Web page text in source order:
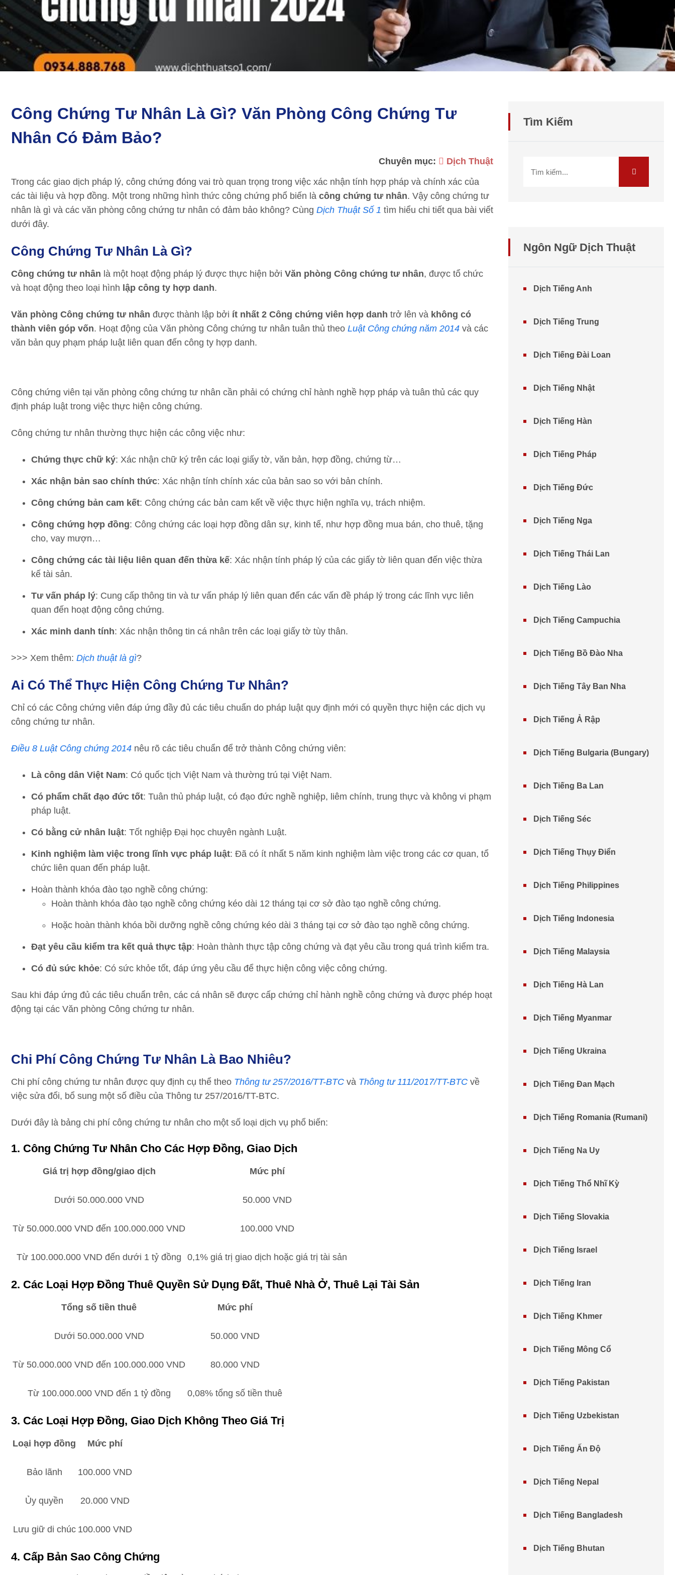
Công Chứng Tư Nhân Là Gì? Văn Phòng Công Chứng Tư
Nhân Có Đảm Bảo?
Chuyên mục: Dịch Thuật
Trong các giao dịch pháp lý, công chứng đóng vai trò quan trọng trong việc xác nhận tính hợp pháp và chính xác của
các tài liệu và hợp đồng. Một trong những hình thức công chứng phổ biến là công chứng tư nhân. Vậy công chứng tư
nhân là gì và các văn phòng công chứng tư nhân có đảm bảo không? Cùng Dịch Thuật Số 1 tìm hiểu chi tiết qua bài viết
dưới đây.
Công Chứng Tư Nhân Là Gì?
Công chứng tư nhân là một hoạt động pháp lý được thực hiện bởi Văn phòng Công chứng tư nhân, được tổ chức
và hoạt động theo loại hình lập công ty hợp danh.
Văn phòng Công chứng tư nhân được thành lập bởi ít nhất 2 Công chứng viên hợp danh trở lên và không có
thành viên góp vốn. Hoạt động của Văn phòng Công chứng tư nhân tuân thủ theo Luật Công chứng năm 2014 và các
văn bản quy phạm pháp luật liên quan đến công ty hợp danh.
Công chứng viên tại văn phòng công chứng tư nhân cần phải có chứng chỉ hành nghề hợp pháp và tuân thủ các quy
định pháp luật trong việc thực hiện công chứng.
Công chứng tư nhân thường thực hiện các công việc như:
Chứng thực chữ ký: Xác nhận chữ ký trên các loại giấy tờ, văn bản, hợp đồng, chứng từ…
Xác nhận bản sao chính thức: Xác nhận tính chính xác của bản sao so với bản chính.
Công chứng bản cam kết: Công chứng các bản cam kết về việc thực hiện nghĩa vụ, trách nhiệm.
Công chứng hợp đồng: Công chứng các loại hợp đồng dân sự, kinh tế, như hợp đồng mua bán, cho thuê, tặng
cho, vay mượn…
Công chứng các tài liệu liên quan đến thừa kế: Xác nhận tính pháp lý của các giấy tờ liên quan đến việc thừa
kế tài sản.
Tư vấn pháp lý: Cung cấp thông tin và tư vấn pháp lý liên quan đến các vấn đề pháp lý trong các lĩnh vực liên
quan đến hoạt động công chứng.
Xác minh danh tính: Xác nhận thông tin cá nhân trên các loại giấy tờ tùy thân.
>>> Xem thêm: Dịch thuật là gì?
Ai Có Thể Thực Hiện Công Chứng Tư Nhân?
Chỉ có các Công chứng viên đáp ứng đầy đủ các tiêu chuẩn do pháp luật quy định mới có quyền thực hiện các dịch vụ
công chứng tư nhân.
Điều 8 Luật Công chứng 2014 nêu rõ các tiêu chuẩn để trở thành Công chứng viên:
Là công dân Việt Nam: Có quốc tịch Việt Nam và thường trú tại Việt Nam.
Có phẩm chất đạo đức tốt: Tuân thủ pháp luật, có đạo đức nghề nghiệp, liêm chính, trung thực và không vi phạm
pháp luật.
Có bằng cử nhân luật: Tốt nghiệp Đại học chuyên ngành Luật.
Kinh nghiệm làm việc trong lĩnh vực pháp luật: Đã có ít nhất 5 năm kinh nghiệm làm việc trong các cơ quan, tổ
chức liên quan đến pháp luật.
Hoàn thành khóa đào tạo nghề công chứng:
Hoàn thành khóa đào tạo nghề công chứng kéo dài 12 tháng tại cơ sở đào tạo nghề công chứng.
Hoặc hoàn thành khóa bồi dưỡng nghề công chứng kéo dài 3 tháng tại cơ sở đào tạo nghề công chứng.
Đạt yêu cầu kiểm tra kết quả thực tập: Hoàn thành thực tập công chứng và đạt yêu cầu trong quá trình kiểm tra.
Có đủ sức khỏe: Có sức khỏe tốt, đáp ứng yêu cầu để thực hiện công việc công chứng.
Sau khi đáp ứng đủ các tiêu chuẩn trên, các cá nhân sẽ được cấp chứng chỉ hành nghề công chứng và được phép hoạt
động tại các Văn phòng Công chứng tư nhân.
Chi Phí Công Chứng Tư Nhân Là Bao Nhiêu?
Chi phí công chứng tư nhân được quy định cụ thể theo Thông tư 257/2016/TT-BTC và Thông tư 111/2017/TT-BTC về
việc sửa đổi, bổ sung một số điều của Thông tư 257/2016/TT-BTC.
Dưới đây là bảng chi phí công chứng tư nhân cho một số loại dịch vụ phổ biến:
1. Công Chứng Tư Nhân Cho Các Hợp Đồng, Giao Dịch
Giá trị hợp đồng/giao dịch Mức phí
Dưới 50.000.000 VND 50.000 VND
Từ 50.000.000 VND đến 100.000.000 VND 100.000 VND
Từ 100.000.000 VND đến dưới 1 tỷ đồng 0,1% giá trị giao dịch hoặc giá trị tài sản
2. Các Loại Hợp Đồng Thuê Quyền Sử Dụng Đất, Thuê Nhà Ở, Thuê Lại Tài Sản
Tổng số tiền thuê Mức phí
Dưới 50.000.000 VND 50.000 VND
Từ 50.000.000 VND đến 100.000.000 VND 80.000 VND
Từ 100.000.000 VND đến 1 tỷ đồng 0,08% tổng số tiền thuê
3. Các Loại Hợp Đồng, Giao Dịch Không Theo Giá Trị
Loại hợp đồng Mức phí
Bảo lãnh 100.000 VND
Ủy quyền 20.000 VND
Lưu giữ di chúc 100.000 VND
4. Cấp Bản Sao Công Chứng
Tìm Kiếm
Ngôn Ngữ Dịch Thuật
Dịch Tiếng Anh
Dịch Tiếng Trung
Dịch Tiếng Đài Loan
Dịch Tiếng Nhật
Dịch Tiếng Hàn
Dịch Tiếng Pháp
Dịch Tiếng Đức
Dịch Tiếng Nga
Dịch Tiếng Thái Lan
Dịch Tiếng Lào
Dịch Tiếng Campuchia
Dịch Tiếng Bồ Đào Nha
Dịch Tiếng Tây Ban Nha
Dịch Tiếng Ả Rập
Dịch Tiếng Bulgaria (Bungary)
Dịch Tiếng Ba Lan
Dịch Tiếng Séc
Dịch Tiếng Thụy Điển
Dịch Tiếng Philippines
Dịch Tiếng Indonesia
Dịch Tiếng Malaysia
Dịch Tiếng Hà Lan
Dịch Tiếng Myanmar
Dịch Tiếng Ukraina
Dịch Tiếng Đan Mạch
Dịch Tiếng Romania (Rumani)
Dịch Tiếng Na Uy
Dịch Tiếng Thổ Nhĩ Kỳ
Dịch Tiếng Slovakia
Dịch Tiếng Israel
Dịch Tiếng Iran
Dịch Tiếng Khmer
Dịch Tiếng Mông Cổ
Dịch Tiếng Pakistan
Dịch Tiếng Uzbekistan
Dịch Tiếng Ấn Độ
Dịch Tiếng Nepal
Dịch Tiếng Bangladesh
Dịch Tiếng Bhutan